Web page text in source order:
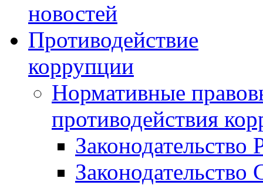
новостей
Противодействие
коррупции
Нормативные
противодействия
Законодательство